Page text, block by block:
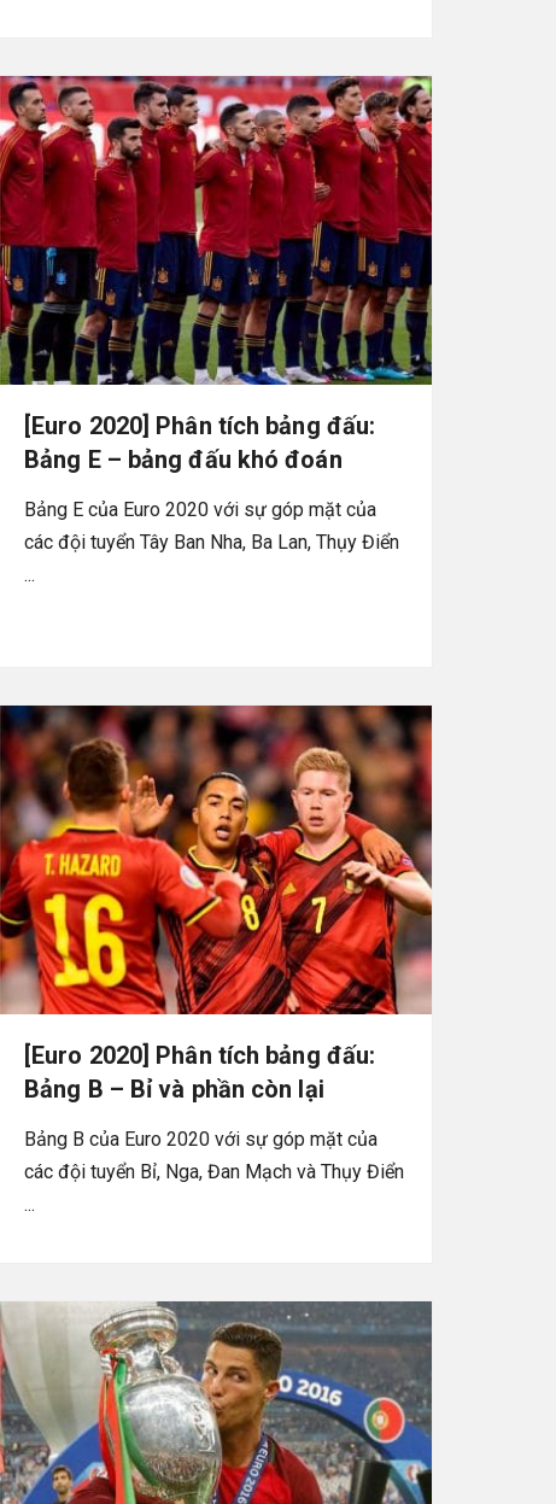
[Euro 2020] Phân tích bảng đấu:
Bảng E – bảng đấu khó đoán
Bảng E của Euro 2020 với sự góp mặt của
các đội tuyển Tây Ban Nha, Ba Lan, Thụy Điển
...
[Euro 2020] Phân tích bảng đấu:
Bảng B – Bỉ và phần còn lại
Bảng B của Euro 2020 với sự góp mặt của
các đội tuyển Bỉ, Nga, Đan Mạch và Thụy Điển
...